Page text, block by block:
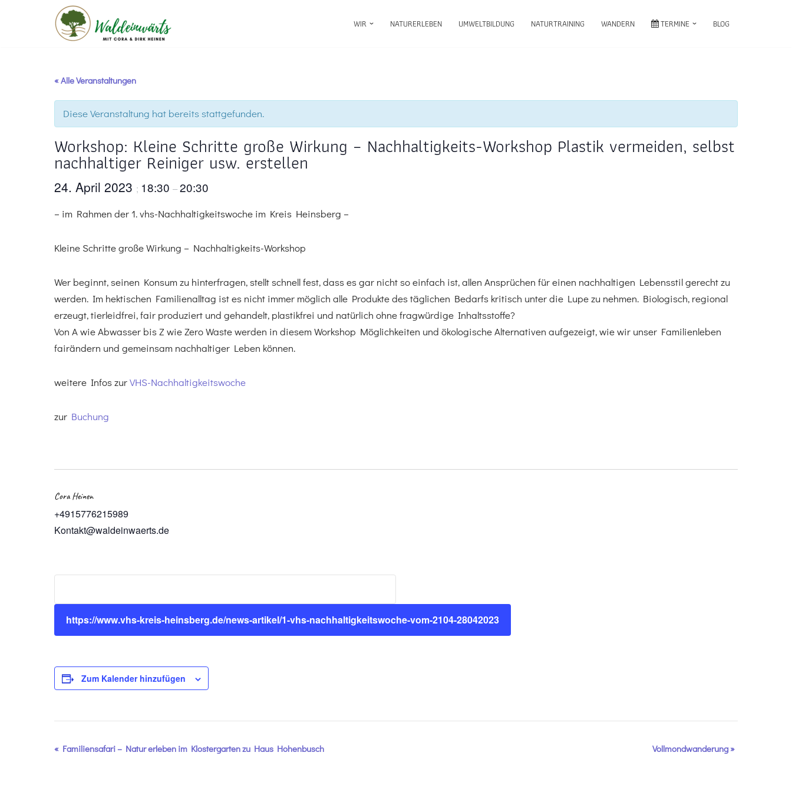
WIR NATURERLEBEN UMWELTBILDUNG NATURTRAINING WANDERN TERMINE BLOG
« Alle Veranstaltungen
Diese Veranstaltung hat bereits stattgefunden.
Workshop: Kleine Schritte große Wirkung – Nachhaltigkeits-Workshop Plastik vermeiden, selbst
nachhaltiger Reiniger usw. erstellen
24. April 2023 ; 18:30 –20:30
– im Rahmen der 1. vhs-Nachhaltigkeitswoche im Kreis Heinsberg –
Kleine Schritte große Wirkung – Nachhaltigkeits-Workshop
Wer beginnt, seinen Konsum zu hinterfragen, stellt schnell fest, dass es gar nicht so einfach ist, allen Ansprüchen für einen nachhaltigen Lebensstil gerecht zu
werden. Im hektischen Familienalltag ist es nicht immer möglich alle Produkte des täglichen Bedarfs kritisch unter die Lupe zu nehmen. Biologisch, regional
erzeugt, tierleidfrei, fair produziert und gehandelt, plastikfrei und natürlich ohne fragwürdige Inhaltsstoffe?
Von A wie Abwasser bis Z wie Zero Waste werden in diesem Workshop Möglichkeiten und ökologische Alternativen aufgezeigt, wie wir unser Familienleben
fairändern und gemeinsam nachhaltiger Leben können.
weitere Infos zurVHS-Nachhaltigkeitswoche
zur Buchung
Cora Heinen
+4915776215989
Kontakt@waldeinwaerts.de
https://www.vhs-kreis-heinsberg.de/news-artikel/1-vhs-nachhaltigkeitswoche-vom-2104-28042023
Zum Kalender hinzufügen
Veranstaltung-
« Familiensafari – Natur erleben im Klostergarten zu Haus Hohenbusch Vollmondwanderung »